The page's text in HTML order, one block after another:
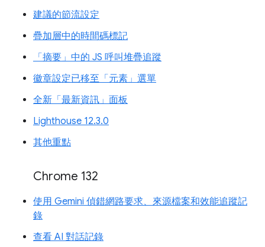
建議的節流設定
疊加層中的時間碼標記
「摘要」中的 JS 呼叫堆疊追蹤
徽章設定已移至「元素」選單
全新「最新資訊」面板
Lighthouse 12.3.0
其他重點
Chrome 132
使用 Gemini 偵錯網路要求、來源檔案和效能追蹤記
錄
查看 AI 對話記錄